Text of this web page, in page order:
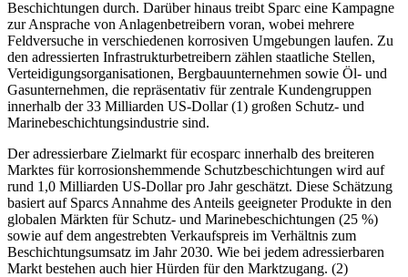
Beschichtungen durch. Darüber hinaus treibt Sparc eine Kampagne
zur Ansprache von Anlagenbetreibern voran, wobei mehrere
Feldversuche in verschiedenen korrosiven Umgebungen laufen. Zu
den adressierten Infrastrukturbetreibern zählen staatliche Stellen,
Verteidigungsorganisationen, Bergbauunternehmen sowie Öl- und
Gasunternehmen, die repräsentativ für zentrale Kundengruppen
innerhalb der 33 Milliarden US-Dollar (1) großen Schutz- und
Marinebeschichtungsindustrie sind.
Der adressierbare Zielmarkt für ecosparc innerhalb des breiteren
Marktes für korrosionshemmende Schutzbeschichtungen wird auf
rund 1,0 Milliarden US-Dollar pro Jahr geschätzt. Diese Schätzung
basiert auf Sparcs Annahme des Anteils geeigneter Produkte in den
globalen Märkten für Schutz- und Marinebeschichtungen (25 %)
sowie auf dem angestrebten Verkaufspreis im Verhältnis zum
Beschichtungsumsatz im Jahr 2030. Wie bei jedem adressierbaren
Markt bestehen auch hier Hürden für den Marktzugang. (2)